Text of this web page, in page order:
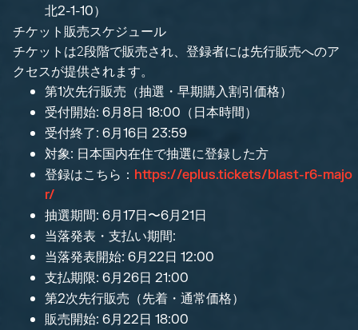
北2-1-10）
チケット販売スケジュール
チケットは2段階で販売され、登録者には先行販売へのア
クセスが提供されます。
第1次先行販売（抽選・早期購入割引価格）
受付開始: 6月8日 18:00（日本時間）
受付終了: 6月16日 23:59
対象: 日本国内在住で抽選に登録した方
登録はこちら： https://eplus.tickets/blast-r6-majo
r/
抽選期間: 6月17日〜6月21日
当落発表・支払い期間:
当落発表開始: 6月22日 12:00
支払期限: 6月26日 21:00
第2次先行販売（先着・通常価格）
販売開始: 6月22日 18:00